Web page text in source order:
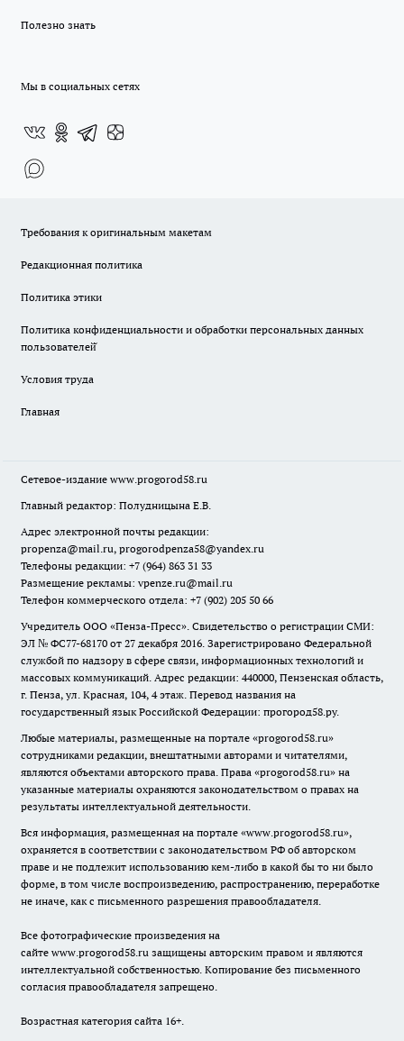
Полезно знать
Мы в социальных сетях
Требования к оригинальным макетам
Редакционная политика
Политика этики
Политика конфиденциальности и обработки персональных данных
пользователей̆
Условия труда
Главная
Сетевое-издание www.progorod58.ru
Главный редактор: Полудницына Е.В.
Адрес электронной почты редакции:
propenza@mail.ru, progorodpenza58@yandex.ru
Телефоны редакции: +7 (964) 863 31 33
Размещение рекламы: vpenze.ru@mail.ru
Телефон коммерческого отдела: +7 (902) 205 50 66
Учредитель ООО «Пенза-Пресс». Свидетельство о регистрации СМИ:
ЭЛ № ФС77-68170 от 27 декабря 2016. Зарегистрировано Федеральной
службой по надзору в сфере связи, информационных технологий и
массовых коммуникаций. Адрес редакции: 440000, Пензенская область,
г. Пенза, ул. Красная, 104, 4 этаж. Перевод названия на
государственный язык Российской Федерации: прогород58.ру.
Любые материалы, размещенные на портале «progorod58.ru»
сотрудниками редакции, внештатными авторами и читателями,
являются объектами авторского права. Права «progorod58.ru» на
указанные материалы охраняются законодательством о правах на
результаты интеллектуальной деятельности.
Вся информация, размещенная на портале «www.progorod58.ru»,
охраняется в соответствии с законодательством РФ об авторском
праве и не подлежит использованию кем-либо в какой бы то ни было
форме, в том числе воспроизведению, распространению, переработке
не иначе, как с письменного разрешения правообладателя.
Все фотографические произведения на
сайте www.progorod58.ru защищены авторским правом и являются
интеллектуальной собственностью. Копирование без письменного
согласия правообладателя запрещено.
Возрастная категория сайта 16+.